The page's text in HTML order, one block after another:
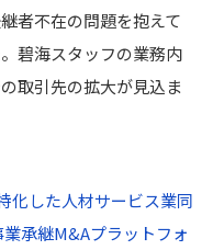
者不在の問題を抱えて
碧海スタッフの業務内
取引先の拡大が見込ま
化した人材サービス業同
承継M&Aプラットフォ